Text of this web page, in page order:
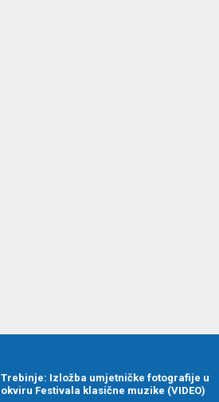
Trebinje: Izložba umjetničke fotografije u
okviru Festivala klasične muzike (VIDEO)